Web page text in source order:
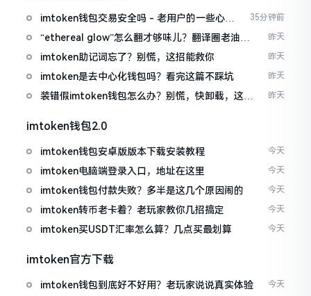
imtoken钱包交易安全吗 - 老用户的一些心里
话
35分钟前
“ethereal glow”怎么翻才够味儿？翻译圈老油条
的私房话
昨天
imtoken助记词忘了？别慌，这招能救你 昨天
imtoken是去中心化钱包吗？看完这篇不踩坑 昨天
装错假imtoken钱包怎么办？别慌，快卸载，这几
昨天
imtoken钱包2.0
imtoken钱包安卓版版本下载安装教程 今天
imtoken电脑端登录入口，地址在这里 今天
imtoken钱包付款失败？多半是这几个原因闹的 今天
imtoken转币老卡着？老玩家教你几招搞定 今天
imtoken买USDT汇率怎么算？几点买最划算 今天
imtoken官方下载
imtoken钱包到底好不好用？老玩家说说真实体验 今天